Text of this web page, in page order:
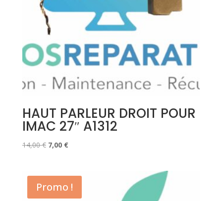
HAUT PARLEUR DROIT POUR
IMAC 27″ A1312
14,00€ Le
était :
14,00 €.
7,00 €Le
est :
7,00 €.
Promo !